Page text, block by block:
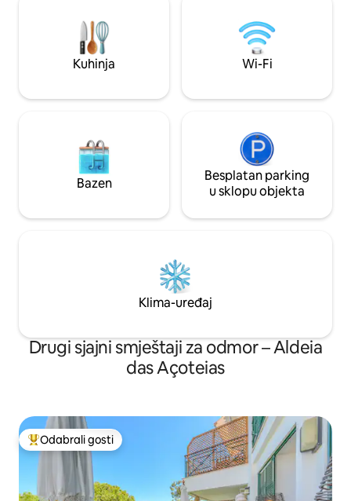
golf terena i vrhunskih restorana, Villa
Cielo nudi vrhunski spoj luksuza,
udobnosti i praktičnosti.
osjećali kao kod kuće.” Idealno
parove ili male
bez izolacije.
Kuhinja Wi-Fi
Bazen
Besplatan parking
u sklopu objekta
Klima-uređaj
Drugi sjajni smještaji za odmor – Aldeia
das Açoteias
Među najviše rangiranima s oznakom „Odabrali gosti”
Odabrali gosti